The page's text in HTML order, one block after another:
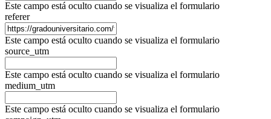
Este campo está oculto cuando se visualiza el formulario
referer
Este campo está oculto cuando se visualiza el formulario
source_utm
Este campo está oculto cuando se visualiza el formulario
medium_utm
Este campo está oculto cuando se visualiza el formulario